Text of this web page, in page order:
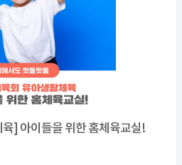
] 아이들을 위한 홈체육교실!